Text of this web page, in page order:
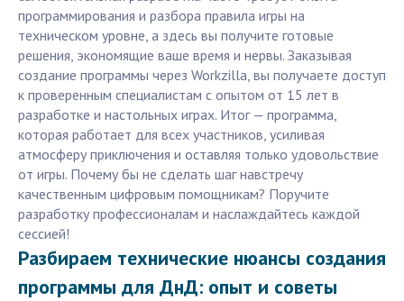
программирования и разбора правила игры на
техническом уровне, а здесь вы получите готовые
решения, экономящие ваше время и нервы. Заказывая
создание программы через Workzilla, вы получаете доступ
к проверенным специалистам с опытом от 15 лет в
разработке и настольных играх. Итог — программа,
которая работает для всех участников, усиливая
атмосферу приключения и оставляя только удовольствие
от игры. Почему бы не сделать шаг навстречу
качественным цифровым помощникам? Поручите
разработку профессионалам и наслаждайтесь каждой
сессией!
Разбираем технические нюансы создания
программы для ДнД: опыт и советы